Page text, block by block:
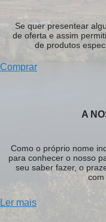
Se quer presentear
de oferta e assim
de produtos
Comprar
A
Como o próprio nome
para conhecer o nosso
seu saber fazer, o
com
Ler mais